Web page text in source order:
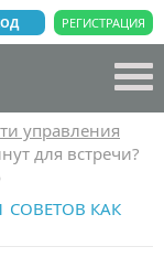
РЕГИСТРАЦИЯ
управления
для встречи?
СОВЕТОВ КАК